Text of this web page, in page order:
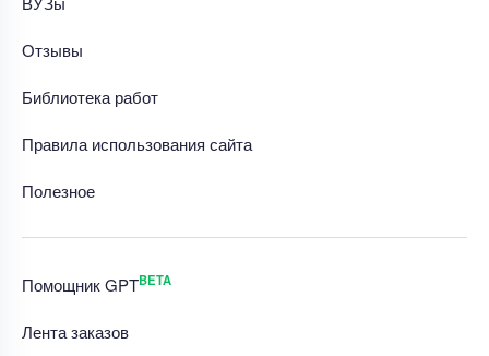
Отзывы
Библиотека работ
Правила использования сайта
Полезное
Помощник GPTBETA
Лента заказов